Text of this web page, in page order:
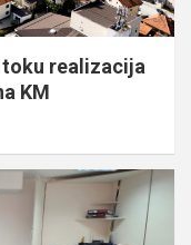
toku realizacija
KM